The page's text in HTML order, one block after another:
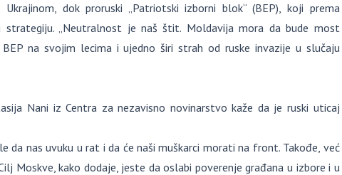
dok proruski „Patriotski izborni blok“ (BEP), koji prema
strategiju. „Neutralnost je naš štit. Moldavija mora da bude most
na svojim lecima i ujedno širi strah od ruske invazije u slučaju
Nani iz Centra za nezavisno novinarstvo kaže da je ruski uticaj
da nas uvuku u rat i da će naši muškarci morati na front. Takođe, već
Moskve, kako dodaje, jeste da oslabi poverenje građana u izbore i u